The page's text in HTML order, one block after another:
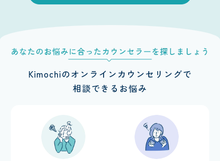
Kimochiのオンラインカウンセリングで
相談できるお悩み